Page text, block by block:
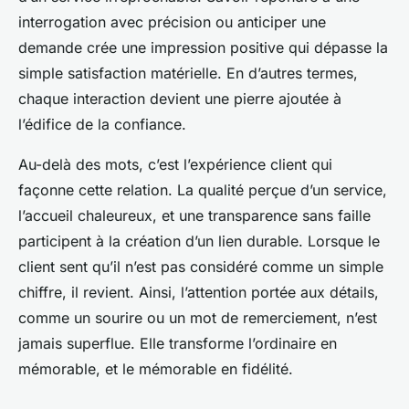
interrogation avec précision ou anticiper une
demande crée une impression positive qui dépasse la
simple satisfaction matérielle. En d’autres termes,
chaque interaction devient une pierre ajoutée à
l’édifice de la confiance.
Au-delà des mots, c’est l’expérience client qui
façonne cette relation. La qualité perçue d’un service,
l’accueil chaleureux, et une transparence sans faille
participent à la création d’un lien durable. Lorsque le
client sent qu’il n’est pas considéré comme un simple
chiffre, il revient. Ainsi, l’attention portée aux détails,
comme un sourire ou un mot de remerciement, n’est
jamais superflue. Elle transforme l’ordinaire en
mémorable, et le mémorable en fidélité.